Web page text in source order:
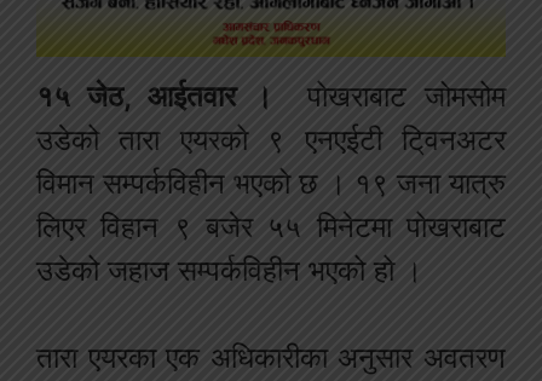
१५ जेठ, आईतवार ।
पोखराबाट जोमसोम
उडेको तारा एयरको ९ एनएईटी टि्वनअटर
विमान सम्पर्कविहीन भएको छ । १९ जना यात्रु
लिएर विहान ९ बजेर ५५ मिनेटमा पोखराबाट
उडेको जहाज सम्पर्कविहीन भएको हो ।
तारा एयरका एक अधिकारीका अनुसार अवतरण